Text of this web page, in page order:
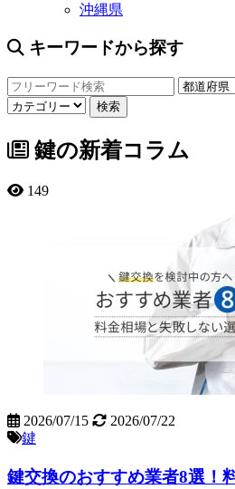
沖縄県
キーワードから探す
鍵の新着コラム
149
2026/07/15
2026/07/22
鍵
鍵交換のおすすめ業者8選！